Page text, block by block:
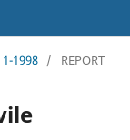
1998 / REPORT